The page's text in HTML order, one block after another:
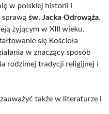
w polskiej historii i
sprawą św. Jacka Odrowąża.
żyjącym w XIII wieku,
się Kościoła
w znaczący sposób
rodzimej tradycji religijnej i
także w literaturze i